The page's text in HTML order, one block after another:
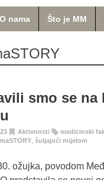
O nama Što je MM
smo se
Aktivnosti medicinski
šuljajući mijelom
ožujka, povodom